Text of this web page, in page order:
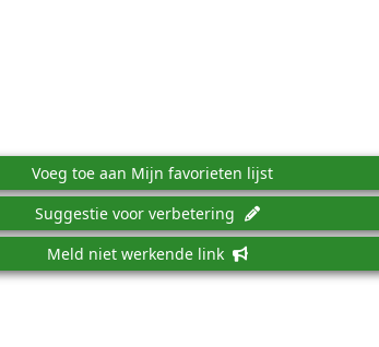
Voeg toe aan Mijn favorieten lijst
Suggestie voor verbetering
Meld niet werkende link